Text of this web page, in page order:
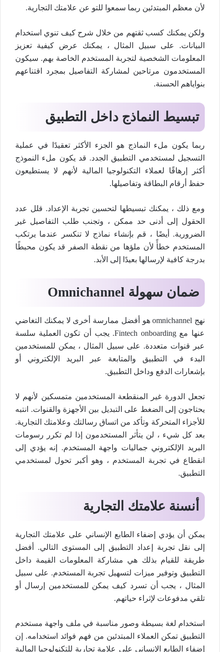
لأن معظم المبتدئين ربما سمعوا للتو عن علامتك التجارية.
ولكن يمكنك كسب ثقتهم من خلال شرح كيف تنوي استخدام
البيانات. على سبيل المثال ، يمكنك عرض كيفية تعزيز
المعلومات الشخصية لتجربة المستخدم الخاصة بهم. سيكون
المستخدمون مرتاحين لمشاركة التفاصيل بمجرد اقتناعهم
بنواياهم الحسنة.
تبسيط النماذج داخل التطبيق
ربما يكون ملء النماذج هو الجزء الأكثر تعقيدًا في عملية
التسجيل لمستخدمي التطبيق الجدد. قد يكون ملء النموذج
أكثر إرهاقًا لعملاء التكنولوجيا المالية لأنهم لا يستطيعون
حفظ أرقام البطاقة وتفاصيلها.
ومع ذلك ، يمكنك تبسيطها لتحسين تجربة الإعداد. قلل عدد
الحقول إلى أدنى حد ممكن ، وتجنب طلب التفاصيل غير
الضرورية. أيضًا ، قم بإنشاء نماذج لا تنكسر عندما يرتكب
المستخدم خطأً لأن ملؤها من نقطة الصفر قد يكون محبطًا
بدرجة كافية لإرسالها بعيدًا إلى الأبد.
ضمان سهولة Omnichannel
نهج omnichannel هو أفضل ممارسة أخرى لا يمكنك التغاضي
عنها مع Fintech onboarding. يجب أن تكون العملية سلسة
عبر قنوات متعددة. على سبيل المثال ، يمكن للمستخدمين
البدء في التطبيق والمتابعة عبر البريد الإلكتروني أو
بإشعارات الدفع وداخل التطبيق.
تجعل الدورة غير المنقطعة المستخدمين متمسكين لأنهم لا
يحتاجون إلى الضغط على التبديل بين الأجهزة والقنوات. انتبه
للأجزاء المتحركة وتأكد من اتساق رسالتك وعلامتك التجارية.
بعد كل شيء ، لن يتأثر المستخدمون إذا لم تكرر رسومات
البريد الإلكتروني جماليات واجهة المستخدم. إنه يؤدي إلى
انقطاع في تجربة المستخدم ، وهو أكبر تحول لمستخدمي
التطبيق.
أنسنة علامتك التجارية
يمكن أن يؤدي إضفاء الطابع الإنساني على علامتك التجارية
إلى نقل تجربة إعداد التطبيق إلى المستوى التالي. أفضل
طريقة للقيام بذلك هي مشاركة المعلومات القيمة داخل
التطبيق وتوفير ميزات لتسهيل تجربة المستخدم. على سبيل
المثال ، يجب أن تسرد كيف يمكن للمستخدمين إرسال أو
تلقي مدفوعات لإثراء حياتهم.
استخدام لغة بسيطة وصور مناسبة في ملف واجهة مستخدم
التطبيق تمكن العملاء المبتدئين من فهم فوائد استخدامه. إن
إضفاء الطابع الإنساني على علامة تجارية للتكنولوجيا المالية